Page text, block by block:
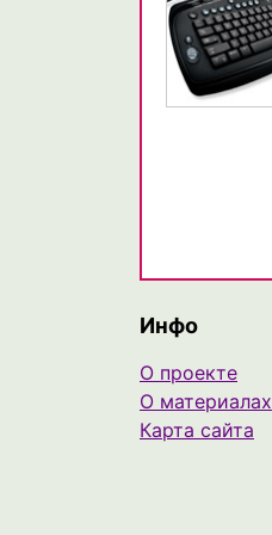
Инфо
О проекте
О материалах
Карта сайта